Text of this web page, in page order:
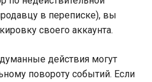
в переписке), вы
своего аккаунта.
действия могут
повороту событий. Если